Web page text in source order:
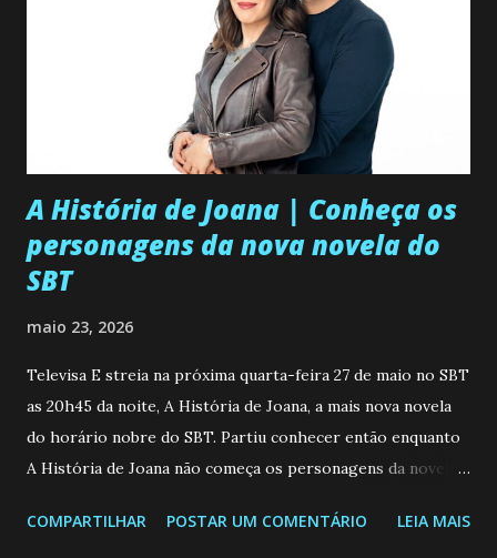
A História de Joana | Conheça os
personagens da nova novela do
SBT
maio 23, 2026
Televisa E streia na próxima quarta-feira 27 de maio no SBT
as 20h45 da noite, A História de Joana, a mais nova novela
do horário nobre do SBT. Partiu conhecer então enquanto
A História de Joana não começa os personagens da novela?
de 25/05/26 a 31/05/26 JOANA GUADALUPE (Camila
COMPARTILHAR POSTAR UM COMENTÁRIO LEIA MAIS